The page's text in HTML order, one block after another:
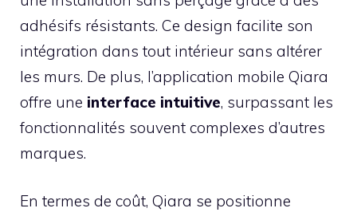
adhésifs résistants. Ce design facilite son
intégration dans tout intérieur sans altérer
les murs. De plus, l’application mobile Qiara
offre une interface intuitive, surpassant les
fonctionnalités souvent complexes d’autres
marques.
En termes de coût, Qiara se positionne